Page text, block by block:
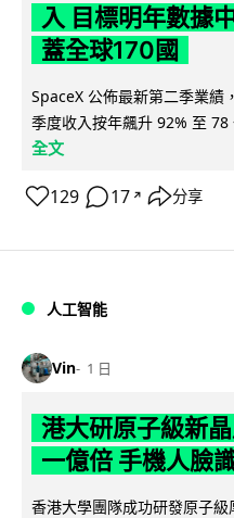
入 目標明年數據
蓋全球170國
SpaceX 公佈最新第二季業績
季度收入按年飆升 92% 至
全文
129 17 ↗ 分享
人工智能
Vin 1 日
港大研原子級新
一億倍 手機人臉
香港大學團隊成功研發原子級